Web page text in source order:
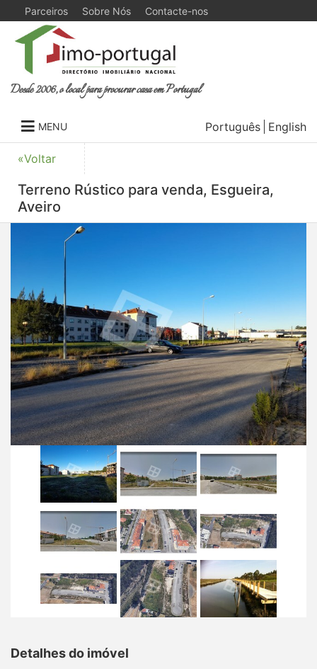
Parceiros Sobre Nós Contacte-nos
Desde 2006, o local para procurar casa em Portugal
MENU Português English
«Voltar
Terreno Rústico para venda, Esgueira,
Aveiro
Detalhes do imóvel